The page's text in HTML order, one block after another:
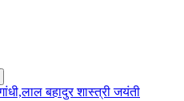
बहादुर शास्त्री जयंती